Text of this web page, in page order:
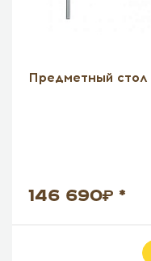
Предметный
146 690 *